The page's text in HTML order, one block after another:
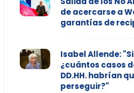
de acercarse a
garantías de
Isabel Allende:
¿cuántos casos
DD.HH. habrían
perseguir?"